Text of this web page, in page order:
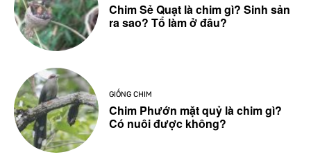
Chim Sẻ Quạt là chim gì? Sinh sản
ra sao? Tổ làm ở đâu?
GIỐNG CHIM
Chim Phướn mặt quỷ là chim gì?
Có nuôi được không?